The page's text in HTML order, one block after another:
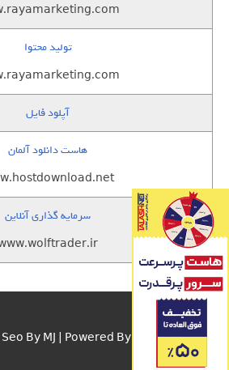
تولید محتوا
آپلود فایل
هاست دانلود آلمان
سرمایه گذاری آنلاین
By MJ | Powered By اسکریپت.com